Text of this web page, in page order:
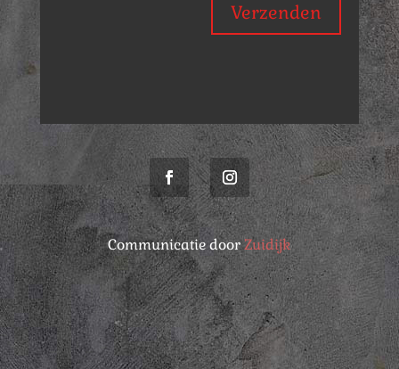
Verzenden
Communicatie door Zuidijk